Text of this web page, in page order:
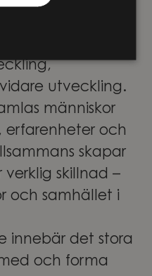
våra
– från de
utveckling.
människor
erfarenheter och
skapar
skillnad –
och samhället i
innebär det stora
och forma